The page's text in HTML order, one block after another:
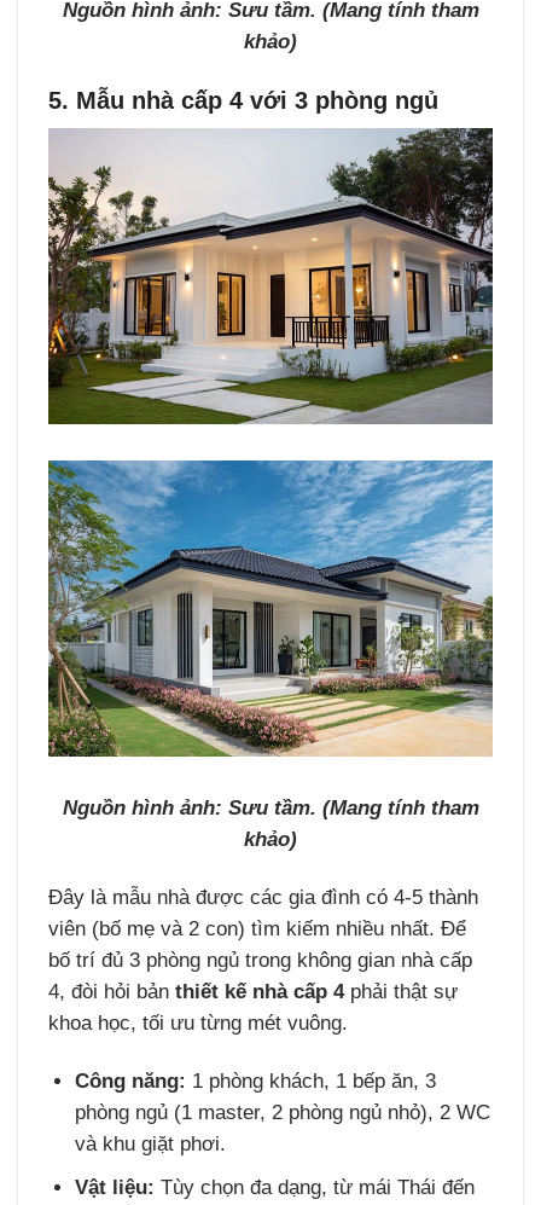
Nguồn hình ảnh: Sưu tầm. (Mang tính tham
khảo)
5. Mẫu nhà cấp 4 với 3 phòng ngủ
Nguồn hình ảnh: Sưu tầm. (Mang tính tham
khảo)
Đây là mẫu nhà được các gia đình có 4-5 thành
viên (bố mẹ và 2 con) tìm kiếm nhiều nhất. Để
bố trí đủ 3 phòng ngủ trong không gian nhà cấp
4, đòi hỏi bảnthiết kế nhà cấp 4phải thật sự
khoa học, tối ưu từng mét vuông.
Công năng: 1 phòng khách, 1 bếp ăn, 3
phòng ngủ (1 master, 2 phòng ngủ nhỏ), 2 WC
và khu giặt phơi.
Vật liệu: Tùy chọn đa dạng, từ mái Thái đến